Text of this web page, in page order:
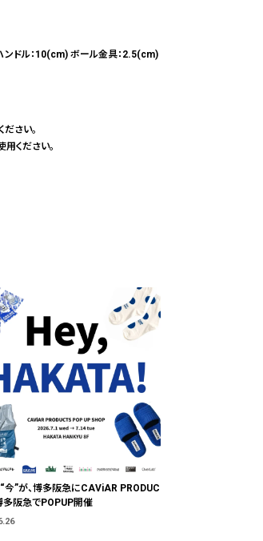
ドル：10(cm) ボール金具：2.5(cm)
さい。
ください。
今”が、博多阪急にCAViAR PRODUC
多阪急でPOPUP開催